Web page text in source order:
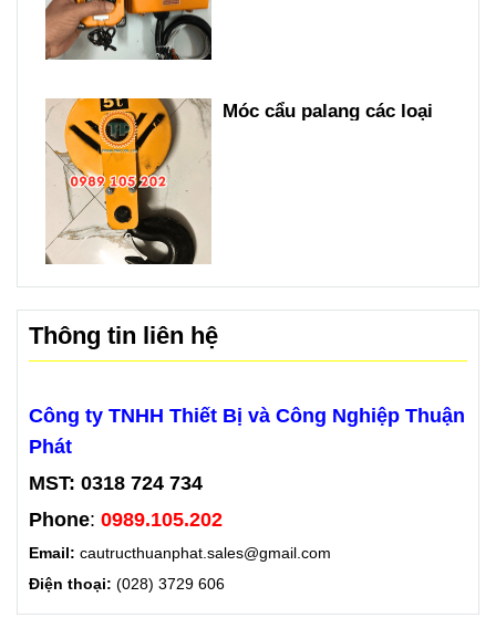
Móc cẩu palang các loại
Thông tin liên hệ
Công ty TNHH Thiết Bị và Công Nghiệp Thuận
Phát
MST: 0318 724 734
Phone: 0989.105.202
Email: cautructhuanphat.sales@gmail.com
Điện thoại: (028) 3729 606